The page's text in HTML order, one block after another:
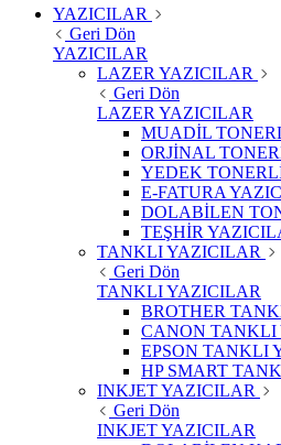
YAZICILAR
Geri Dön
YAZICILAR
LAZER YAZICILAR
Geri Dön
LAZER YAZICILAR
MUADİL
ORJİNAL
YEDEK
E-FATURA
DOLABİLEN
TEŞHİR
TANKLI YAZICILAR
Geri Dön
TANKLI YAZICILAR
BROTHER
CANON TANKLI
EPSON TANKLI
HP SMART
INKJET YAZICILAR
Geri Dön
INKJET YAZICILAR